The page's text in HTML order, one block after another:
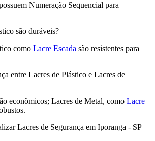
Numeração Sequencial para
são duráveis?
como Lacre Escada são resistentes para
entre Lacres de Plástico e Lacres de
econômicos; Lacres de Metal, como Lacre
Lacres de Segurança em Iporanga - SP